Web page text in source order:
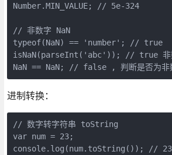
Number.MIN_VALUE; // 5e-324
// 非数字 NaN
typeof(NaN) == 'number'; // true
isNaN(parseInt('abc')); // true 非数
进制转换：
// 数字转字符串 toString
var num = 23;
console.log(num.toString()); // 23 ,